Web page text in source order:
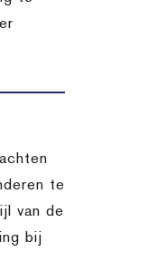
te
van de
bij